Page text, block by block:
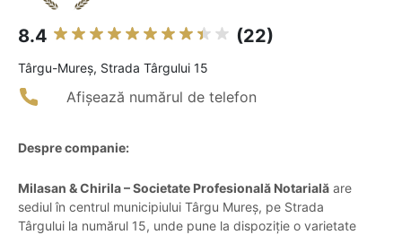
8.4 (22)
Târgu-Mureş, Strada Târgului 15
Afișează numărul de telefon
Despre companie:
Milasan & Chirila – Societate Profesională Notarială are
sediul în centrul municipiului Târgu Mureș, pe Strada
Târgului la numărul 15, unde pune la dispoziție o varietate